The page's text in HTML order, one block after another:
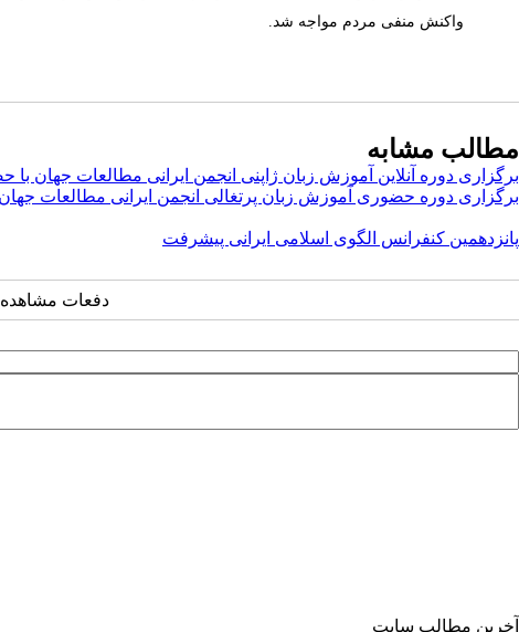
واکنش منفی مردم مواجه شد.
مطالب مشابه
برگزاری دوره آنلاین آموزش زبان ژاپنی انجمن ایرانی مطالعات جهان با حضور ۱۱۷
برگزاری دوره حضوری آموزش زبان پرتغالی انجمن ایرانی مطالعات جهان
پانزدهمین کنفرانس الگوی اسلامی ایرانی پیشرفت
دفعات مشاهده: ۳۶۱
آخرین مطالب سایت